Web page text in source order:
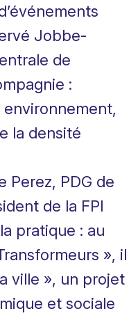
Jobbe-
de
:
la densité
Perez, PDG de
de la FPI
pratique : au
», il
ville », un projet
et sociale